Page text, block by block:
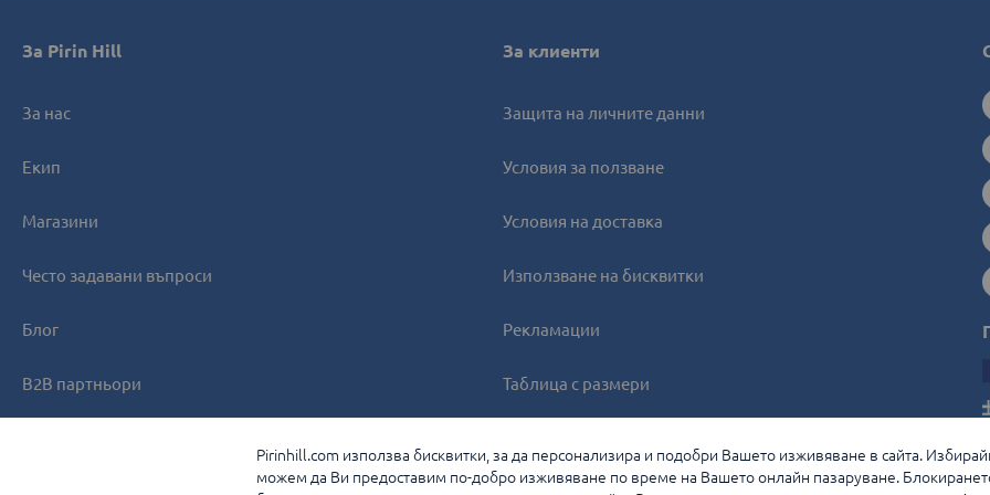
За Pirin Hill
За нас
Екип
Магазини
Често задавани въпроси
Блог
B2B партньори
За клиенти
Защита на личните данни
Условия за ползване
Условия на доставка
Използване на бисквитки
Рекламации
Таблица с размери
Pirinhill.com използва бисквитки, за да персонализира и подобри Вашето изживяване в сайта.
можем да Ви предоставим по-добро изживяване по време на Вашето онлайн пазаруване.